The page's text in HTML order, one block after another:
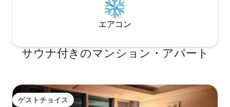
エアコン
サウナ付きのマンション・アパート
ゲストチョイス
ゲストチョイス